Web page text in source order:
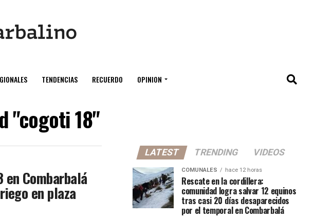
TENDENCIAS RECUERDO OPINION
"cogoti 18"
en Combarbalá
en plaza
LATEST TRENDING VIDEOS
COMUNALES hace 12 horas
Rescate en la cordillera:
comunidad logra salvar 12 equinos
tras casi 20 días desaparecidos
por el temporal en Combarbalá